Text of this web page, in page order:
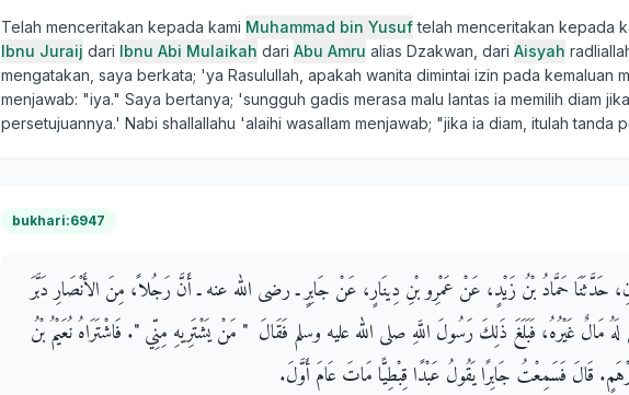
Telah menceritakan kepada kami Muhammad bin Yusuftelah menceritakan kepada
Ibnu Juraij dari Ibnu Abi Mulaikah dari Abu Amru alias Dzakwan, dari Aisyah
mengatakan, saya berkata; 'ya Rasulullah, apakah wanita dimintai izin pada kemaluan
menjawab: "iya." Saya bertanya; 'sungguh gadis merasa malu lantas ia memilih diam
persetujuannya.' Nabi shallallahu 'alaihi wasallam menjawab; "jika ia diam, itulah tanda
bukhari:6947
حَدَّثَنَا حَمَّادُ بْنُ زَيْدٍ، عَنْ عَمْرِو بْنِ دِينَارٍ، عَنْ جَابِرٍ ـ رضى الله عنه ـ أَنَّ رَجُلاً، مِنَ الأَنْصَارِ دَبَّرَ
لَهُ مَالٌ غَيْرُهُ، فَبَلَغَ ذَلِكَ رَسُولَ اللَّهِ صلى الله عليه وسلم فَقَالَ ‏ "‏ مَنْ يَشْتَرِيهِ مِنِّي ‏"‏‏.‏ فَاشْتَرَاهُ نُعَيْمُ بْنُ
دِرْهَمٍ‏.‏ قَالَ فَسَمِعْتُ جَابِرًا يَقُولُ عَبْدًا قِبْطِيًّا مَاتَ عَامَ أَوَّلَ‏.‏